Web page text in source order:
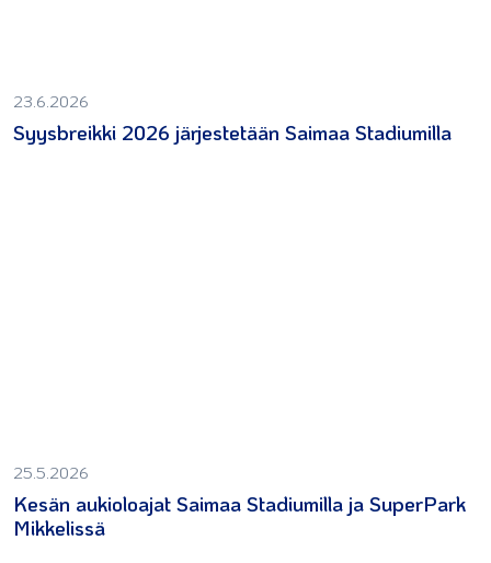
23.6.2026
Syysbreikki 2026 järjestetään Saimaa Stadiumilla
25.5.2026
Kesän aukioloajat Saimaa Stadiumilla ja SuperPark
Mikkelissä